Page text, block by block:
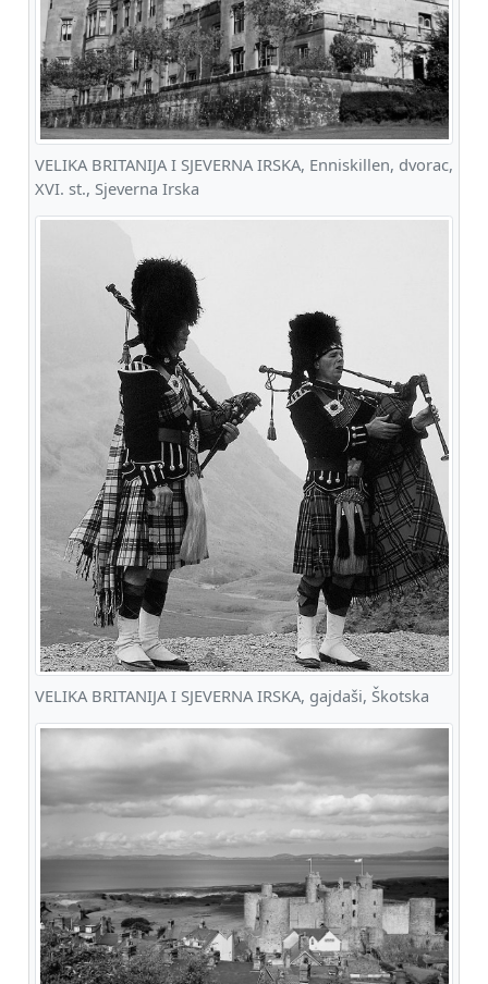
VELIKA BRITANIJA I SJEVERNA IRSKA, Enniskillen, dvorac,
XVI. st., Sjeverna Irska
VELIKA BRITANIJA I SJEVERNA IRSKA, gajdaši, Škotska